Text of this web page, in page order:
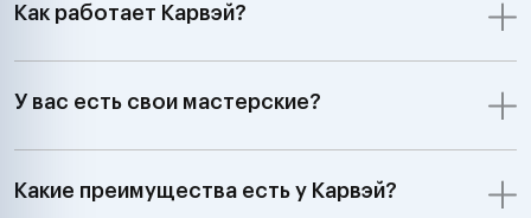
Как работает Карвэй?
У вас есть свои мастерские?
Какие преимущества есть у Карвэй?